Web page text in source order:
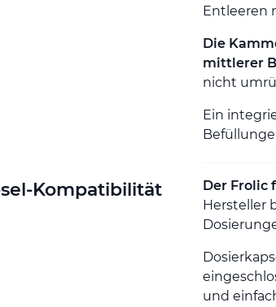
Entleeren
Die
mittlerer
nicht
Ein
Kompatibilität Der Frolic
Hersteller
und